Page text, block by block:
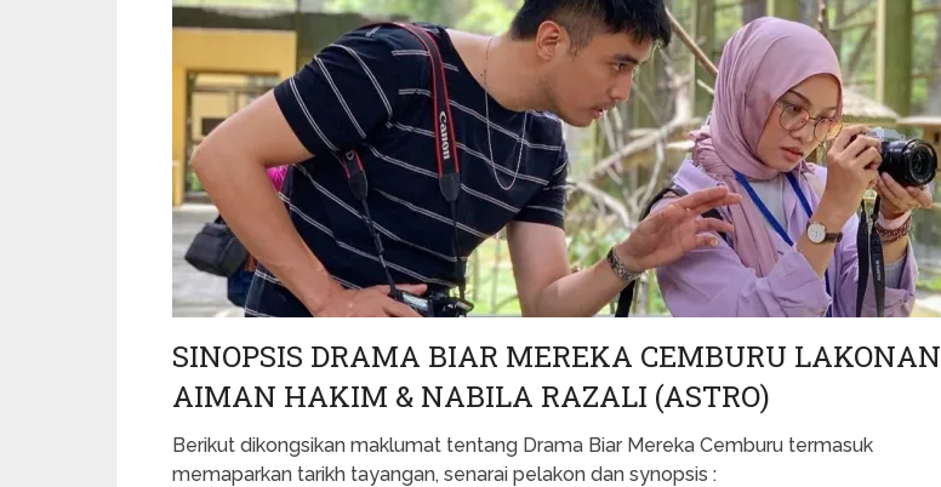
SINOPSIS DRAMA BIAR MEREKA CEMBURU LAKONAN
AIMAN HAKIM & NABILA RAZALI (ASTRO)
Berikut dikongsikan maklumat tentang Drama Biar Mereka Cemburu termasuk
memaparkan tarikh tayangan, senarai pelakon dan synopsis :